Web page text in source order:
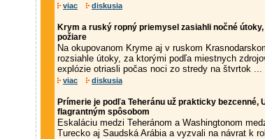
viac diskusia
Krym a ruský ropný priemysel zasiahli nočné
požiare
Na okupovanom Kryme aj v ruskom
rozsiahle útoky, za ktorými podľa miestnych
explózie otriasli počas noci zo stredy na štvrtok ...
viac diskusia
Prímerie je podľa Teheránu už prakticky bezcenné,
flagrantným spôsobom
Eskaláciu medzi Teheránom a Washingtonom
Turecko aj Saudská Arábia a vyzvali na návrat k